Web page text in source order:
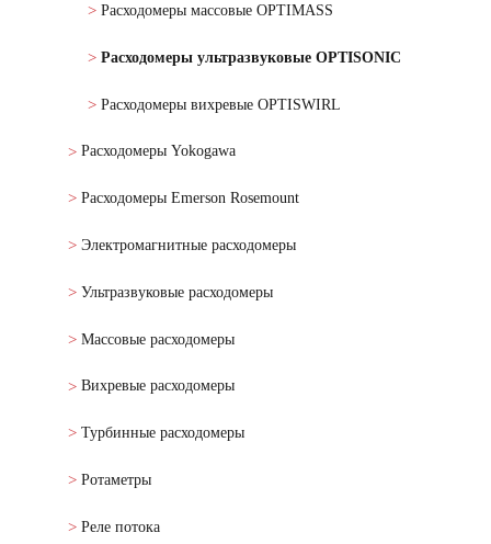
Расходомеры массовые OPTIMASS
Расходомеры ультразвуковые OPTISONIC
Расходомеры вихревые OPTISWIRL
Расходомеры Yokogawa
Расходомеры Emerson Rosemount
Электромагнитные расходомеры
Ультразвуковые расходомеры
Массовые расходомеры
Вихревые расходомеры
Турбинные расходомеры
Ротаметры
Реле потока